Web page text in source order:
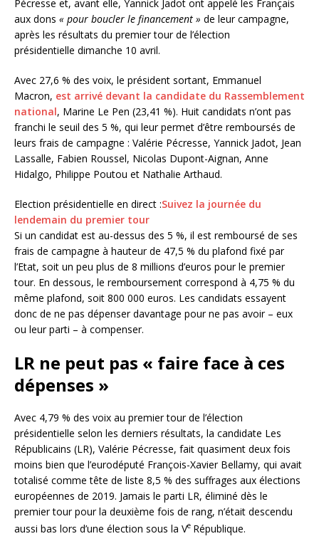
Pécresse et, avant elle, Yannick Jadot ont appelé les Français
aux dons « pour boucler le financement » de leur campagne,
après les résultats du premier tour de l’élection
présidentielle dimanche 10 avril.
Avec 27,6 % des voix, le président sortant, Emmanuel
Macron, est arrivé devant la candidate du Rassemblement
national, Marine Le Pen (23,41 %). Huit candidats n’ont pas
franchi le seuil des 5 %, qui leur permet d’être remboursés de
leurs frais de campagne : Valérie Pécresse, Yannick Jadot, Jean
Lassalle, Fabien Roussel, Nicolas Dupont-Aignan, Anne
Hidalgo, Philippe Poutou et Nathalie Arthaud.
Election présidentielle en direct :Suivez la journée du
lendemain du premier tour
Si un candidat est au-dessus des 5 %, il est remboursé de ses
frais de campagne à hauteur de 47,5 % du plafond fixé par
l’Etat, soit un peu plus de 8 millions d’euros pour le premier
tour. En dessous, le remboursement correspond à 4,75 % du
même plafond, soit 800 000 euros. Les candidats essayent
donc de ne pas dépenser davantage pour ne pas avoir – eux
ou leur parti – à compenser.
LR ne peut pas « faire face à ces
dépenses »
Avec 4,79 % des voix au premier tour de l’élection
présidentielle selon les derniers résultats, la candidate Les
Républicains (LR), Valérie Pécresse, fait quasiment deux fois
moins bien que l’eurodéputé François-Xavier Bellamy, qui avait
totalisé comme tête de liste 8,5 % des suffrages aux élections
européennes de 2019. Jamais le parti LR, éliminé dès le
premier tour pour la deuxième fois de rang, n’était descendu
aussi bas lors d’une élection sous la Ve République.